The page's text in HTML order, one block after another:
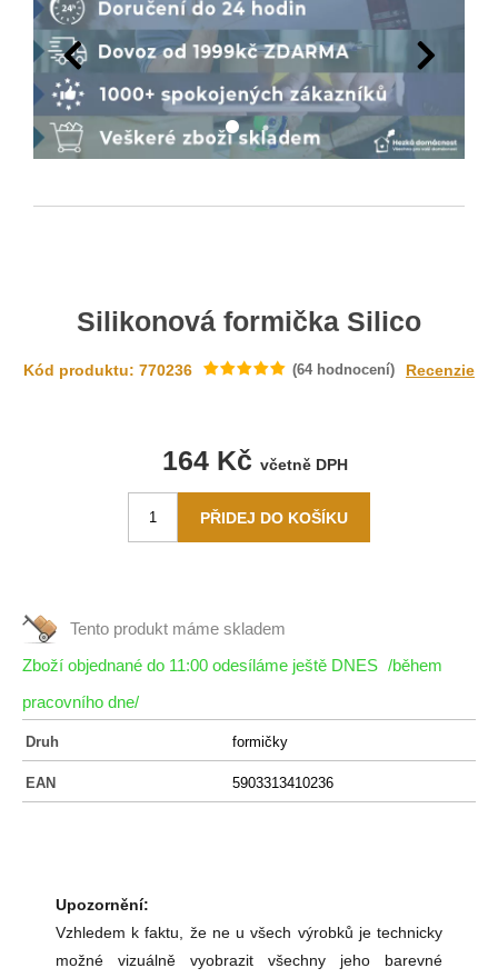
Silikonová formička Silico
Kód produktu: 770236 (64 hodnocení) Recenzie
164 Kč včetně DPH
Tento produkt máme skladem
Zboží objednané do 11:00 odesíláme ještě DNES /během
pracovního dne/
Druh formičky
EAN 5903313410236
Upozornění:
Vzhledem k faktu, že ne u všech výrobků je technicky
možné vizuálně vyobrazit všechny jeho barevné